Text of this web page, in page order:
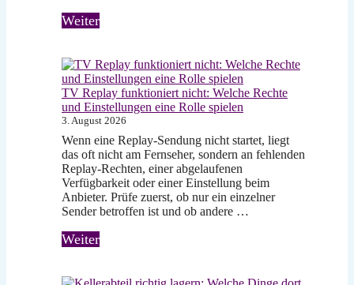
Weiter
TV Replay funktioniert nicht: Welche Rechte
und Einstellungen eine Rolle spielen
3. August 2026
Wenn eine Replay-Sendung nicht startet, liegt
das oft nicht am Fernseher, sondern an fehlenden
Replay-Rechten, einer abgelaufenen
Verfügbarkeit oder einer Einstellung beim
Anbieter. Prüfe zuerst, ob nur ein einzelner
Sender betroffen ist und ob andere …
Weiter